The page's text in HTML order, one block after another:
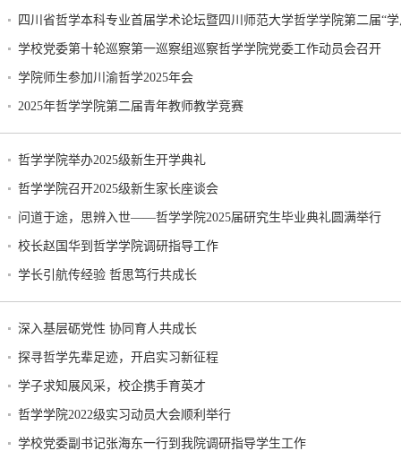
四川省哲学本科专业首届学术论坛暨四川师范大学哲学学院第二届“
学校党委第十轮巡察第一巡察组巡察哲学学院党委工作动员会召开
学院师生参加川渝哲学2025年会
2025年哲学学院第二届青年教师教学竞赛
哲学学院举办2025级新生开学典礼
哲学学院召开2025级新生家长座谈会
问道于途，思辨入世——哲学学院2025届研究生毕业典礼圆满举行
校长赵国华到哲学学院调研指导工作
学长引航传经验 哲思笃行共成长
深入基层砺党性 协同育人共成长
探寻哲学先辈足迹，开启实习新征程
学子求知展风采，校企携手育英才
哲学学院2022级实习动员大会顺利举行
学校党委副书记张海东一行到我院调研指导学生工作